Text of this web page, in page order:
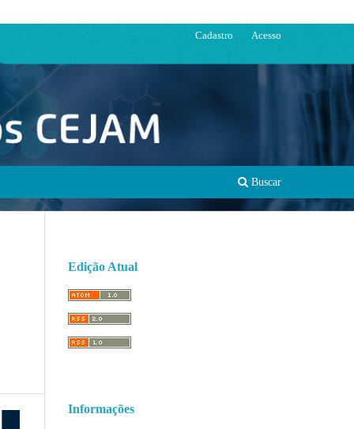
Buscar
Cadastro Acesso
Edição Atual
Informações